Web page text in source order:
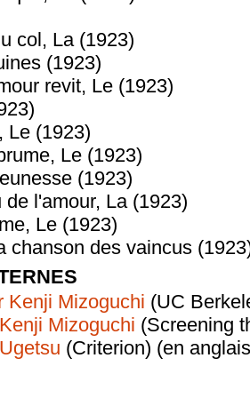
col, La (1923)
(1923)
revit, Le (1923)
Le (1923)
Le (1923)
(1923)
de l'amour, La (1923)
Le (1923)
chanson des vaincus
Kenji Mizoguchi (UC
Mizoguchi (Screening
(Criterion) (en